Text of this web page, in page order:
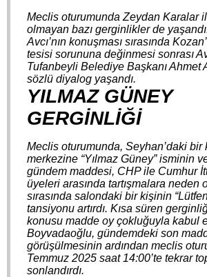
Meclis oturumunda Zeydan Karalar
olmayan bazı gerginlikler de
Avcı’nın konuşması sırasında
tesisi sorununa değinmesi sonrası
Tufanbeyli Belediye Başkanı Ahmet
sözlü diyalog yaşandı.
YILMAZ GÜNEY
GERGİNLİĞİ
Meclis oturumunda, Seyhan’daki bir
merkezine “Yılmaz Güney” isminin
gündem maddesi, CHP ile Cumhur
üyeleri arasında tartışmalara neden
sırasında salondaki bir kişinin “Lütfen
tansiyonu artırdı. Kısa süren
konusu madde oy çokluğuyla kabul
Boyvadaoğlu, gündemdeki son
görüşülmesinin ardından meclis
Temmuz 2025 saat 14:00’te tekrar
sonlandırdı.